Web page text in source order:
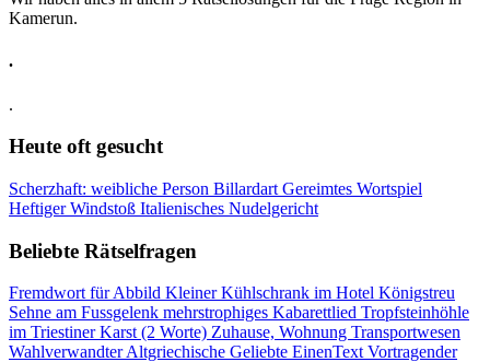
Kamerun.
.
.
Heute oft gesucht
Scherzhaft: weibliche Person Billardart Gereimtes Wortspiel
Heftiger Windstoß Italienisches Nudelgericht
Beliebte Rätselfragen
Fremdwort für Abbild Kleiner Kühlschrank im Hotel Königstreu
Sehne am Fussgelenk mehrstrophiges Kabarettlied Tropfsteinhöhle
im Triestiner Karst (2 Worte) Zuhause, Wohnung Transportwesen
WahlverwandterAltgriechische Geliebte EinenText Vortragender